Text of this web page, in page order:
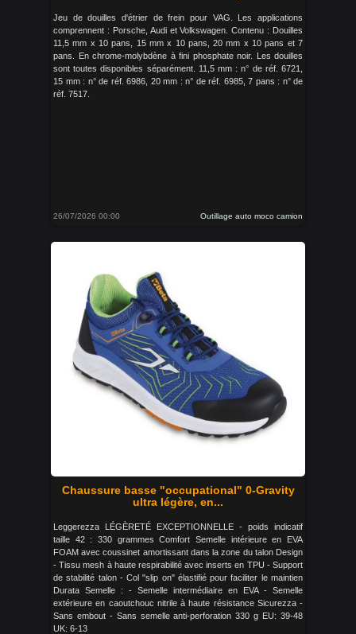
Jeu de douilles d'étrier de frein pour VAG. Les applications
comprennent : Porsche, Audi et Volkswagen. Contenu : Douilles
11,5 mm x 10 pans, 15 mm x 10 pans, 20 mm x 10 pans et 7
pans. En chrome-molybdène à fini phosphate noir. Les douilles
sont toutes disponibles séparément. 11,5 mm : n° de réf. 6721,
15 mm : n° de réf. 6986, 20 mm : n° de réf. 6985, 7 pans : n° de
réf. 7517.
26/07/2026 00:00 Outillage auto moco camion
Chaussure basse "occupational" 0-Gravity
ultra légère, en...
Leggerezza LÉGÈRETÉ EXCEPTIONNELLE - poids indicatif
taille 42 : 330 grammes Comfort Semelle intérieure en EVA
FOAM avec coussinet amortissant dans la zone du talon Design
- Tissu mesh à haute respirabilité avec inserts en TPU - Support
de stabilité talon - Col "slip on" élastifié pour faciliter le maintien
Durata Semelle : - Semelle intermédiaire en EVA - Semelle
extérieure en caoutchouc nitrile à haute résistance Sicurezza -
Sans embout - Sans semelle anti-perforation 330 g EU: 39-48
UK: 6-13